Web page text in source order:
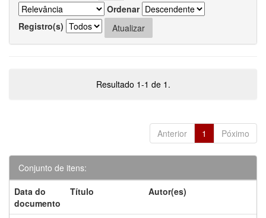
Ordenar
Registro(s)
Resultado 1-1 de 1.
Anterior 1 Póximo
Conjunto de itens:
Data do
documento
Título Autor(es)